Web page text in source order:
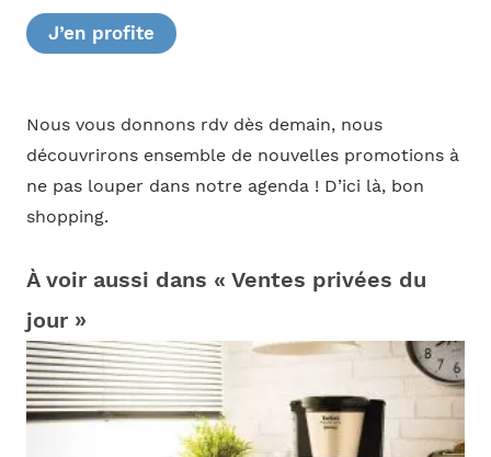
J’en profite
Nous vous donnons rdv dès demain, nous
découvrirons ensemble de nouvelles promotions à
ne pas louper dans notre agenda ! D’ici là, bon
shopping.
À voir aussi dans « Ventes privées du
jour »